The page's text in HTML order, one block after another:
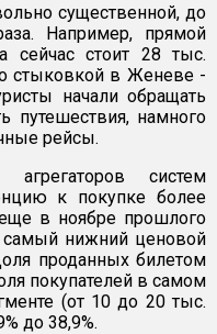
существенной, до
Например, прямой
сейчас стоит 28 тыс.
стыковкой в Женеве -
начали обращать
путешествия, намного
рейсы.
систем
к покупке более
в ноябре прошлого
самый нижний ценовой
проданных билетом
покупателей в самом
(от 10 до 20 тыс.
до 38,9%.